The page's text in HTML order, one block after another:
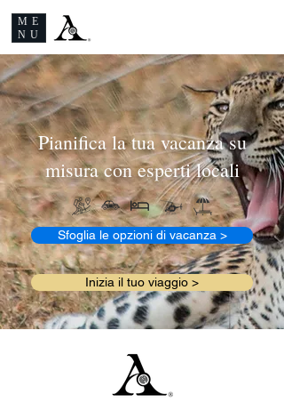
ME
NU
Pianifica la tua vacanza su
misura con esperti locali
Sfoglia le opzioni di vacanza >
Inizia il tuo viaggio >